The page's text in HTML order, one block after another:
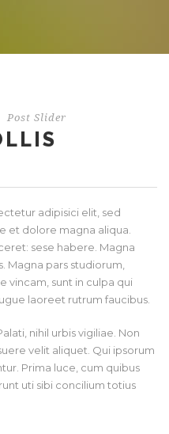
Post Slider
adipisici elit, sed
et dolore magna aliqua.
sese habere. Magna
Magna pars studiorum,
vincam, sunt in culpa qui
laoreet rutrum faucibus.
nihil urbis vigiliae. Non
velit aliquet. Qui ipsorum
Prima luce, cum quibus
uti sibi concilium totius